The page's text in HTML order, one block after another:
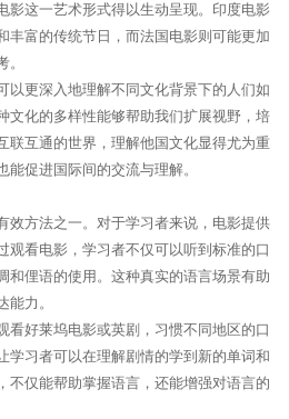
影这一艺术形式得以生动呈现。印度电影
丰富的传统节日，而法国电影则可能更加
以更深入地理解不同文化背景下的人们如
文化的多样性能够帮助我们扩展视野，培
联互通的世界，理解他国文化显得尤为重
促进国际间的交流与理解。
效方法之一。对于学习者来说，电影提供
观看电影，学习者不仅可以听到标准的口
和俚语的使用。这种真实的语言场景有助
力。
看好莱坞电影或英剧，习惯不同地区的口
学习者可以在理解剧情的学到新的单词和
不仅能帮助掌握语言，还能增强对语言的